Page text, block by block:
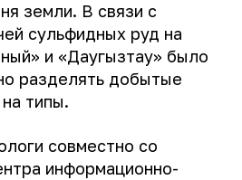
земли. В связи с
сульфидных руд на
и «Даугызтау» было
разделять добытые
типы.
совместно со
информационно-